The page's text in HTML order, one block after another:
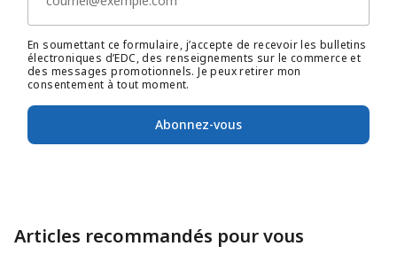
En soumettant ce formulaire, j’accepte de recevoir les bulletins
électroniques d’EDC, des renseignements sur le commerce et
des messages promotionnels. Je peux retirer mon
consentement à tout moment.
Abonnez-vous
Articles recommandés pour vous